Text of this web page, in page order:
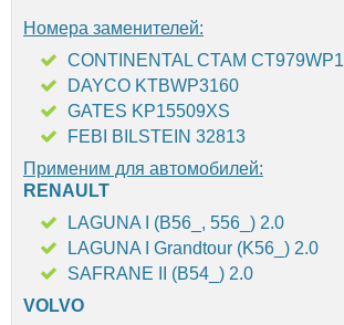
Номера заменителей:
CONTINENTAL CTAM CT979WP1
DAYCO KTBWP3160
GATES KP15509XS
FEBI BILSTEIN 32813
Применим для автомобилей:
RENAULT
LAGUNA I (B56_, 556_) 2.0
LAGUNA I Grandtour (K56_) 2.0
SAFRANE II (B54_) 2.0
VOLVO